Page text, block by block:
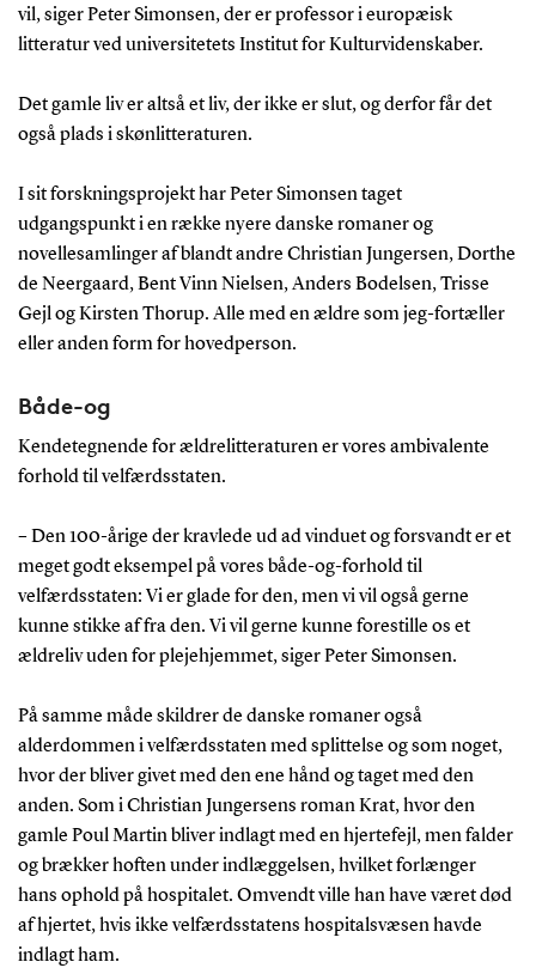
vil, siger Peter Simonsen, der er professor i europæisk
litteratur ved universitetets Institut for Kulturvidenskaber.
Det gamle liv er altså et liv, der ikke er slut, og derfor får det
også plads i skønlitteraturen.
I sit forskningsprojekt har Peter Simonsen taget
udgangspunkt i en række nyere danske romaner og
novellesamlinger af blandt andre Christian Jungersen, Dorthe
de Neergaard, Bent Vinn Nielsen, Anders Bodelsen, Trisse
Gejl og Kirsten Thorup. Alle med en ældre som jeg-fortæller
eller anden form for hovedperson.
Både-og
Kendetegnende for ældrelitteraturen er vores ambivalente
forhold til velfærdsstaten.
– Den 100-årige der kravlede ud ad vinduet og forsvandt er et
meget godt eksempel på vores både-og-forhold til
velfærdsstaten: Vi er glade for den, men vi vil også gerne
kunne stikke af fra den. Vi vil gerne kunne forestille os et
ældreliv uden for plejehjemmet, siger Peter Simonsen.
På samme måde skildrer de danske romaner også
alderdommen i velfærdsstaten med splittelse og som noget,
hvor der bliver givet med den ene hånd og taget med den
anden. Som i Christian Jungersens roman Krat, hvor den
gamle Poul Martin bliver indlagt med en hjertefejl, men falder
og brækker hoften under indlæggelsen, hvilket forlænger
hans ophold på hospitalet. Omvendt ville han have været død
af hjertet, hvis ikke velfærdsstatens hospitalsvæsen havde
indlagt ham.